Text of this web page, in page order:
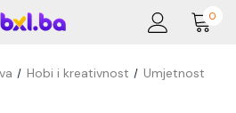
0
Hobi i kreativnost Umjetnost